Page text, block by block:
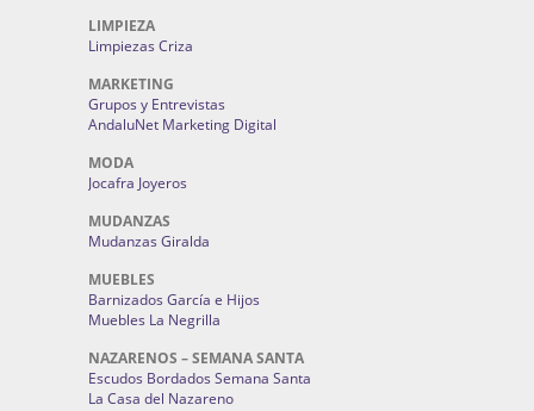
LIMPIEZA
Limpiezas Criza
MARKETING
Grupos y Entrevistas
AndaluNet Marketing Digital
MODA
Jocafra Joyeros
MUDANZAS
Mudanzas Giralda
MUEBLES
Barnizados García e Hijos
Muebles La Negrilla
NAZARENOS – SEMANA SANTA
Escudos Bordados Semana Santa
La Casa del Nazareno